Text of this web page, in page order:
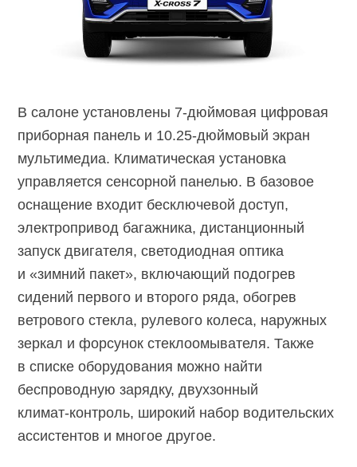
В салоне установлены 7-дюймовая цифровая
приборная панель и 10.25-дюймовый экран
мультимедиа. Климатическая установка
управляется сенсорной панелью. В базовое
оснащение входит бесключевой доступ,
электропривод багажника, дистанционный
запуск двигателя, светодиодная оптика
и «зимний пакет», включающий подогрев
сидений первого и второго ряда, обогрев
ветрового стекла, рулевого колеса, наружных
зеркал и форсунок стеклоомывателя. Также
в списке оборудования можно найти
беспроводную зарядку, двухзонный
климат-контроль, широкий набор водительских
ассистентов и многое другое.